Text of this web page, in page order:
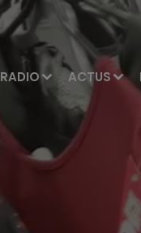
RADIO ACTUS